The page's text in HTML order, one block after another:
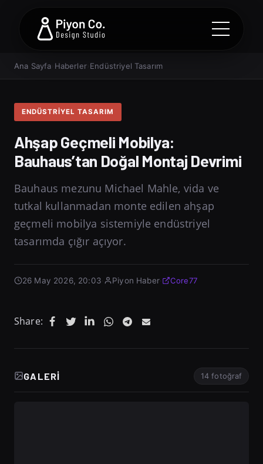
Ana Sayfa Haberler› Endüstriyel Tasarım
ENDÜSTRIYEL TASARIM
Ahşap Geçmeli Mobilya:
Bauhaus’tan Doğal Montaj Devrimi
Bauhaus mezunu Michael Mahle, vida ve
tutkal kullanmadan monte edilen ahşap
geçmeli mobilya sistemiyle endüstriyel
tasarımda çığır açıyor.
26 May 2026, 20:03 Piyon Haber· Core77
Share:
GALERI 14 fotoğraf